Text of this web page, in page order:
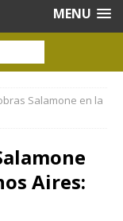
MENU
Salamone en la
Aires: